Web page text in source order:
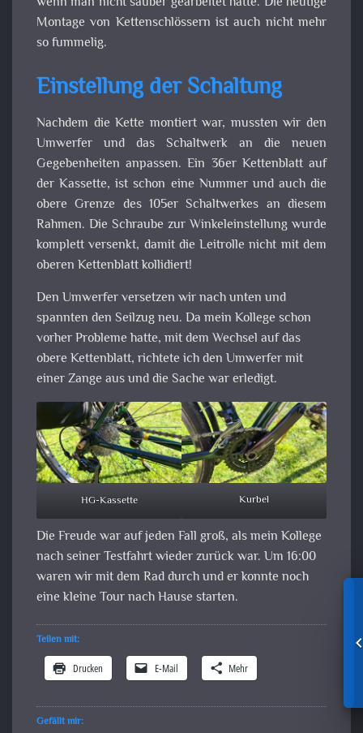
Montage von Kettenschlössern ist auch nicht mehr
so fummelig.
Einstellung der Schaltung
Nachdem die Kette montiert war, mussten wir den
Umwerfer und das Schaltwerk an die neuen
Gegebenheiten anpassen. Ein 36er Kettenblatt auf
der Kassette, ist schon eine Nummer und auch die
obere Grenze des 105er Schaltwerkes an diesem
Rahmen. Die Schraube zur Winkeleinstellung wurde
komplett versenkt, damit die Leitrolle nicht mit dem
oberen Kettenblatt kollidiert!
Den Umwerfer versetzen wir nach unten und
spannten den Seilzug neu. Da mein Kollege schon
vorher Probleme hatte, mit dem Wechsel auf das
obere Kettenblatt, richtete ich den Umwerfer mit
einer Zange aus und die Sache war erledigt.
HG-Kassette Kurbel
Die Freude war auf jeden Fall groß, als mein Kollege
nach seiner Testfahrt wieder zurück war. Um 16:00
waren wir mit dem Rad durch und er konnte noch
eine kleine Tour nach Hause starten.
Teilen mit:
Drucken E-Mail Mehr
Gefällt mir: